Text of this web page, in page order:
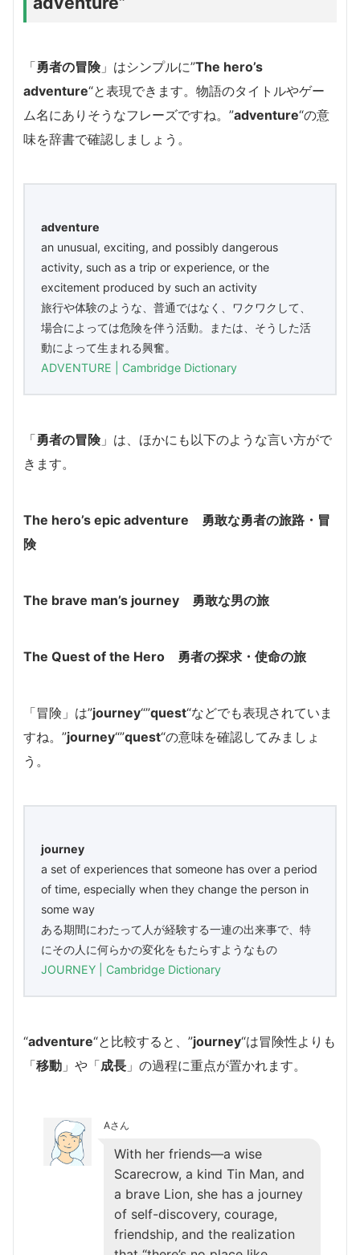
「勇者の冒険」はシンプルに”The hero’s
adventure“と表現できます。物語のタイトルやゲー
ム名にありそうなフレーズですね。”adventure“の意
味を辞書で確認しましょう。
adventure
an unusual, exciting, and possibly dangerous
activity, such as a trip or experience, or the
excitement produced by such an activity
旅行や体験のような、普通ではなく、ワクワクして、
場合によっては危険を伴う活動。または、そうした活
動によって生まれる興奮。
ADVENTURE | Cambridge Dictionary
「勇者の冒険」は、ほかにも以下のような言い方がで
きます。
The hero’s epic adventure 勇敢な勇者の旅路・冒
険
The brave man’s journey 勇敢な男の旅
The Quest of the Hero 勇者の探求・使命の旅
「冒険」は”journey“”quest“などでも表現されていま
すね。”journey“”quest“の意味を確認してみましょ
う。
journey
a set of experiences that someone has over a period
of time, especially when they change the person in
some way
ある期間にわたって人が経験する一連の出来事で、特
にその人に何らかの変化をもたらすようなもの
JOURNEY | Cambridge Dictionary
“adventure“と比較すると、”journey“は冒険性よりも
「移動 」や「成長 」の過程に重点が置かれます。
Aさん
With her friends—a wise
Scarecrow, a kind Tin Man, and
a brave Lion, she has a journey
of self-discovery, courage,
friendship, and the realization